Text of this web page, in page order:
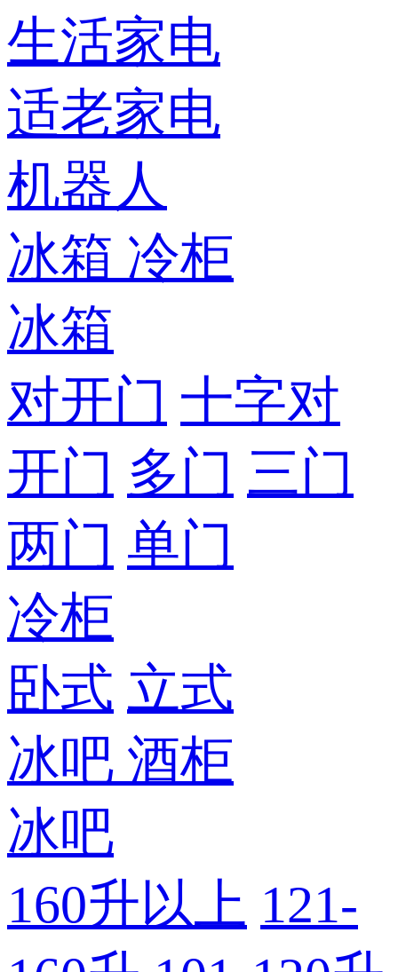
生活家电
适老家电
机器人
冰箱 冷柜
冰箱
对开门 十字对
开门 多门 三门
两门 单门
冷柜
卧式 立式
冰吧 酒柜
冰吧
160升以上 121-